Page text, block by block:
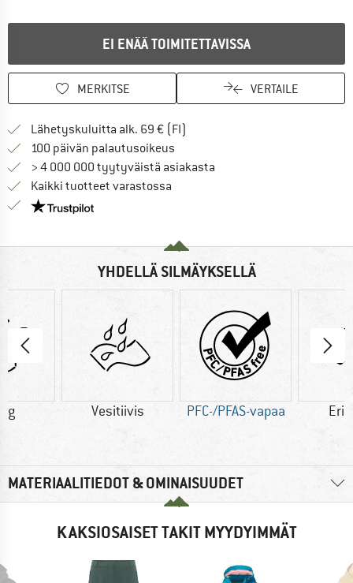
EI ENÄÄ TOIMITETTAVISSA
MERKITSE VERTAILE
Lähetyskuluitta alk. 69 € (FI)
100 päivän palautusoikeus
> 4 000 000 tyytyväistä asiakasta
Kaikki tuotteet varastossa
Meillä on Trustpilot -sertifiointi - lue lisää tästä!
YHDELLÄ SILMÄYKSELLÄ
g Vesitiivis PFC-/PFAS-vapaa
MATERIAALITIEDOT & OMINAISUUDET
KAKSIOSAISET TAKIT MYYDYIMMÄT